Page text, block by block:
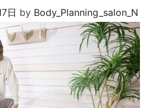
日 by Body_Planning_salon_N